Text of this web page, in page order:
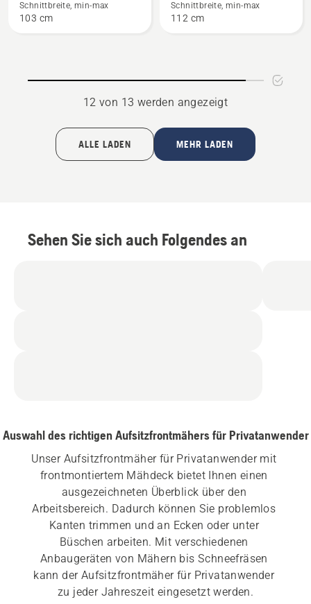
anzeigen
Schnittbreite, min-max
103 cm
AWD
anzeigen
Schnittbreite, min-max
112 cm
12 von 13 werden angezeigt
ALLE LADEN MEHR LADEN
Sehen Sie sich auch Folgendes an
Auswahl des richtigen Aufsitzfrontmähers für Privatanwender
Unser Aufsitzfrontmäher für Privatanwender mit
frontmontiertem Mähdeck bietet Ihnen einen
ausgezeichneten Überblick über den
Arbeitsbereich. Dadurch können Sie problemlos
Kanten trimmen und an Ecken oder unter
Büschen arbeiten. Mit verschiedenen
Anbaugeräten von Mähern bis Schneefräsen
kann der Aufsitzfrontmäher für Privatanwender
zu jeder Jahreszeit eingesetzt werden.